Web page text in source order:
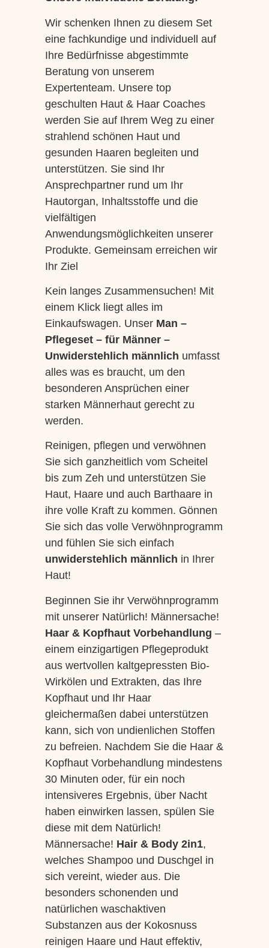
Wir schenken Ihnen zu diesem Set
eine fachkundige und individuell auf
Ihre Bedürfnisse abgestimmte
Beratung von unserem
Expertenteam. Unsere top
geschulten Haut & Haar Coaches
werden Sie auf Ihrem Weg zu einer
strahlend schönen Haut und
gesunden Haaren begleiten und
unterstützen. Sie sind Ihr
Ansprechpartner rund um Ihr
Hautorgan, Inhaltsstoffe und die
vielfältigen
Anwendungsmöglichkeiten unserer
Produkte. Gemeinsam erreichen wir
Ihr Ziel
Kein langes Zusammensuchen! Mit
einem Klick liegt alles im
Einkaufswagen. Unser Man –
Pflegeset – für Männer –
Unwiderstehlich männlich umfasst
alles was es braucht, um den
besonderen Ansprüchen einer
starken Männerhaut gerecht zu
werden.
Reinigen, pflegen und verwöhnen
Sie sich ganzheitlich vom Scheitel
bis zum Zeh und unterstützen Sie
Haut, Haare und auch Barthaare in
ihre volle Kraft zu kommen. Gönnen
Sie sich das volle Verwöhnprogramm
und fühlen Sie sich einfach
unwiderstehlich männlich in Ihrer
Haut!
Beginnen Sie ihr Verwöhnprogramm
mit unserer Natürlich! Männersache!
Haar & Kopfhaut Vorbehandlung –
einem einzigartigen Pflegeprodukt
aus wertvollen kaltgepressten Bio-
Wirkölen und Extrakten, das Ihre
Kopfhaut und Ihr Haar
gleichermaßen dabei unterstützen
kann, sich von undienlichen Stoffen
zu befreien. Nachdem Sie die Haar &
Kopfhaut Vorbehandlung mindestens
30 Minuten oder, für ein noch
intensiveres Ergebnis, über Nacht
haben einwirken lassen, spülen Sie
diese mit dem Natürlich!
Männersache! Hair & Body 2in1,
welches Shampoo und Duschgel in
sich vereint, wieder aus. Die
besonders schonenden und
natürlichen waschaktiven
Substanzen aus der Kokosnuss
reinigen Haare und Haut effektiv,